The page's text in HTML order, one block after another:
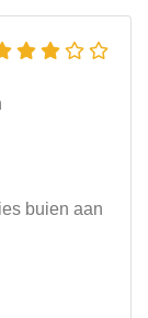
buien aan